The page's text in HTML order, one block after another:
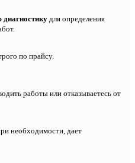
диагностику для определения
по прайсу.
работы или отказываетесь от
необходимости, дает